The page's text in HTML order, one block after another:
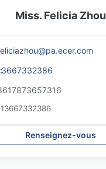
Miss. Felicia Zhou
Renseignez-vous